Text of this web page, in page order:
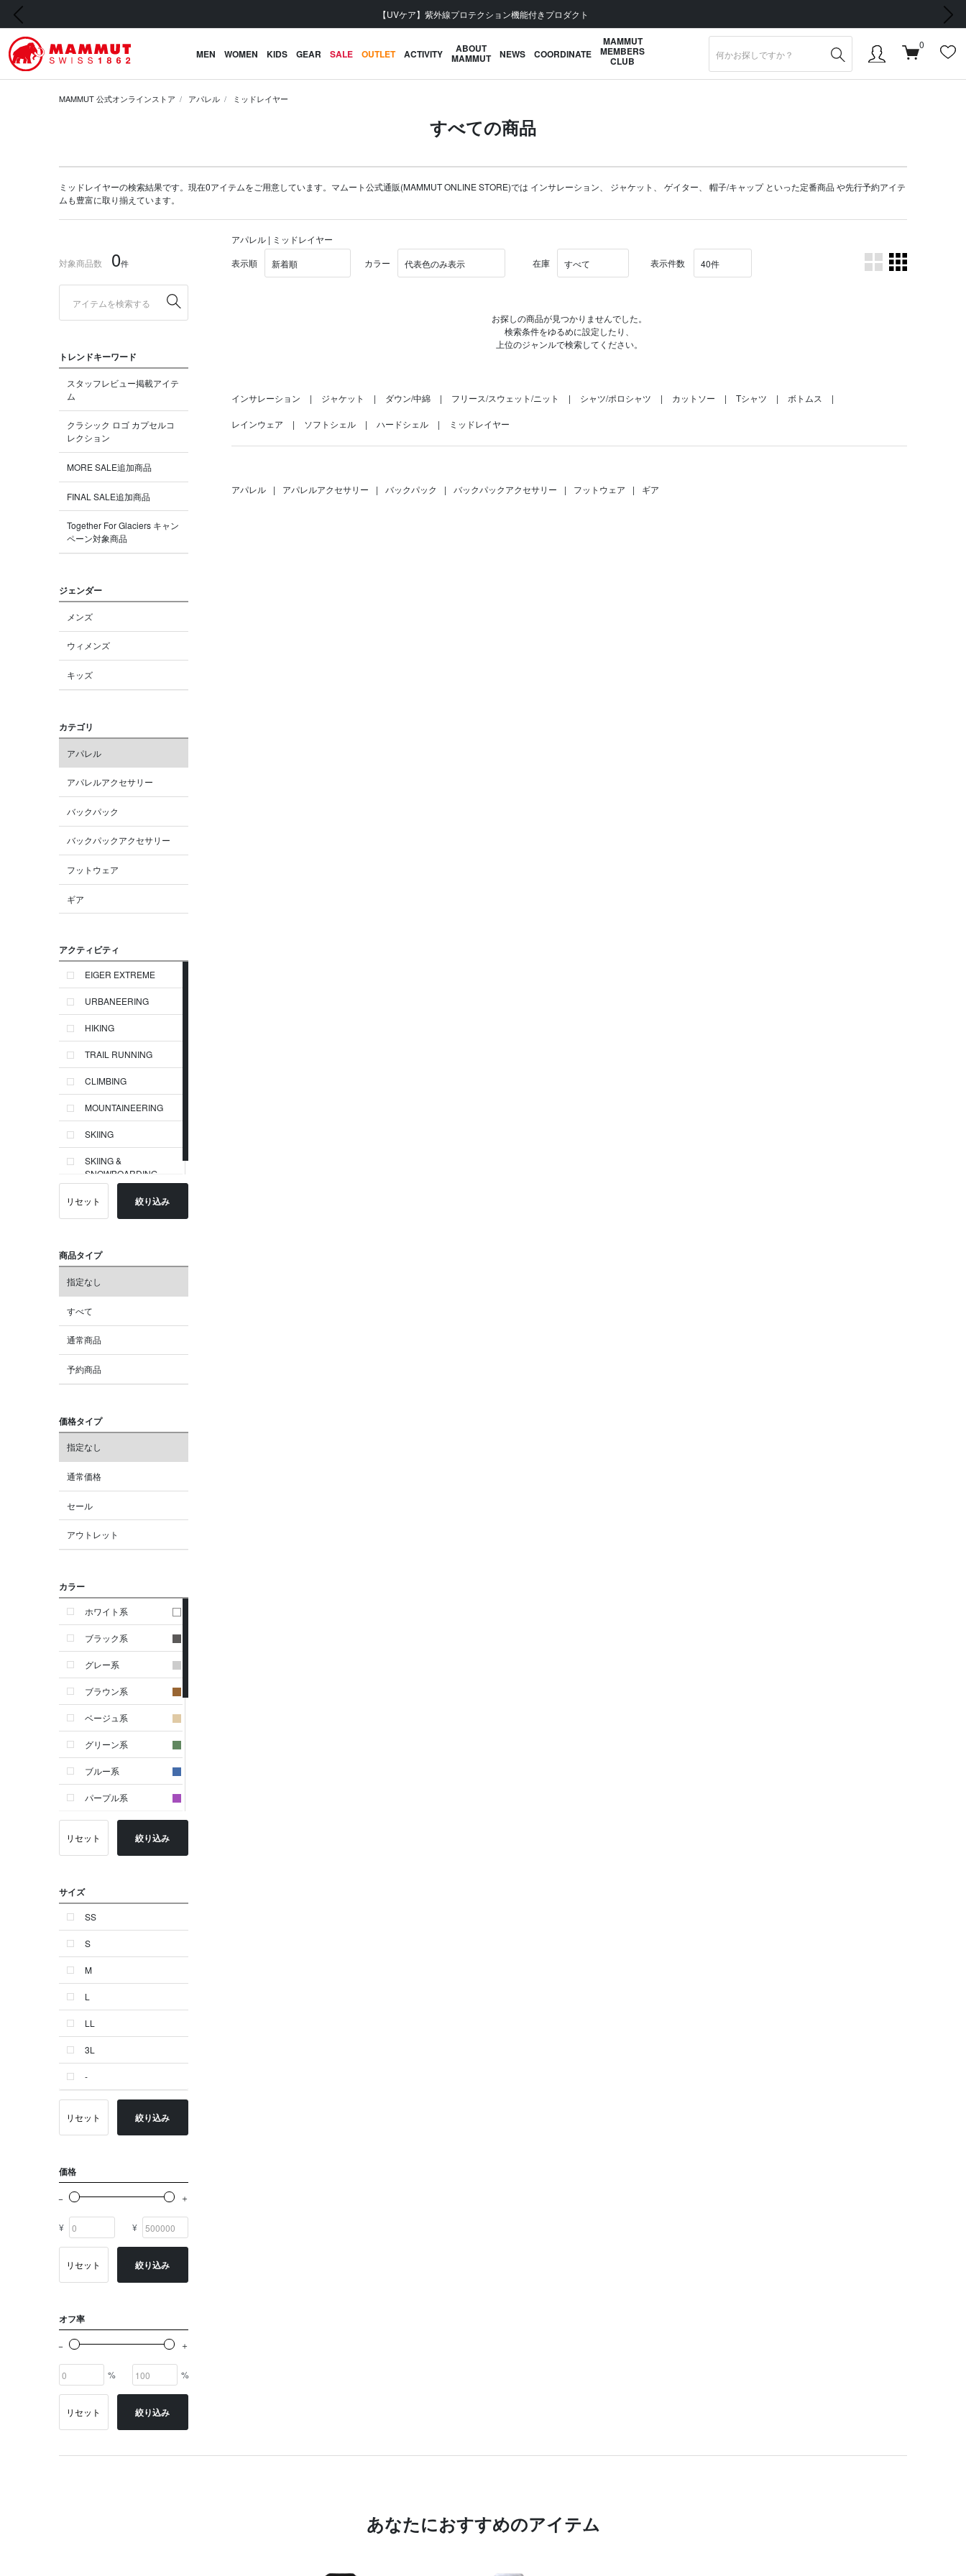
【UVケア】紫外線プロテクション機能付きプロダクト
前の画像 次の画像
MEN WOMEN KIDS GEAR SALE OUTLET ACTIVITY ABOUT
MAMMUT NEWS COORDINATE
MAMMUT
MEMBERS
CLUB
0
MAMMUT 公式オンラインストア アパレル ミッドレイヤー
すべての商品
ミッドレイヤーの検索結果です。現在0アイテムをご用意しています。マムート公式通販(MAMMUT ONLINE STORE)では インサレーション ジャケット ゲイター 帽子/キャップといった定番商品 や先行予約アイテ
ムも豊富に取り揃えています。
対象商品数 0件
トレンドキーワード
スタッフレビュー掲載アイテ
ム
クラシック ロゴ カプセルコ
レクション
MORE SALE追加商品
FINAL SALE追加商品
Together For Glaciers キャン
ペーン対象商品
ジェンダー
メンズ
ウィメンズ
キッズ
カテゴリ
アパレル
アパレルアクセサリー
バックパック
バックパックアクセサリー
フットウェア
ギア
アクティビティ
EIGER EXTREME
URBANEERING
HIKING
TRAIL RUNNING
CLIMBING
MOUNTAINEERING
SKIING
SKIING &
SNOWBOARDING
リセット 絞り込み
商品タイプ
指定なし
すべて
通常商品
予約商品
価格タイプ
指定なし
通常価格
セール
アウトレット
カラー
ホワイト系
ブラック系
グレー系
ブラウン系
ベージュ系
グリーン系
ブルー系
パープル系
イエロー系
オレンジ系
シルバー系
ゴールド系
その他
イニシャル
OTHERS
リセット 絞り込み
サイズ
SS
S
M
L
LL
3L
-
リセット 絞り込み
価格
¥ ¥
リセット 絞り込み
オフ率
% %
リセット 絞り込み
アパレル | ミッドレイヤー
表示順
カラー 在庫 表示件数
お探しの商品が見つかりませんでした。
検索条件をゆるめに設定したり、
上位のジャンルで検索してください。
インサレーション ジャケット ダウン/中綿 フリース/スウェット/ニット シャツ/ポロシャツ カットソー Tシャツ ボトムス
レインウェア ソフトシェル ハードシェル ミッドレイヤー
アパレル | アパレルアクセサリー | バックパック | バックパックアクセサリー | フットウェア | ギア
あなたにおすすめのアイテム